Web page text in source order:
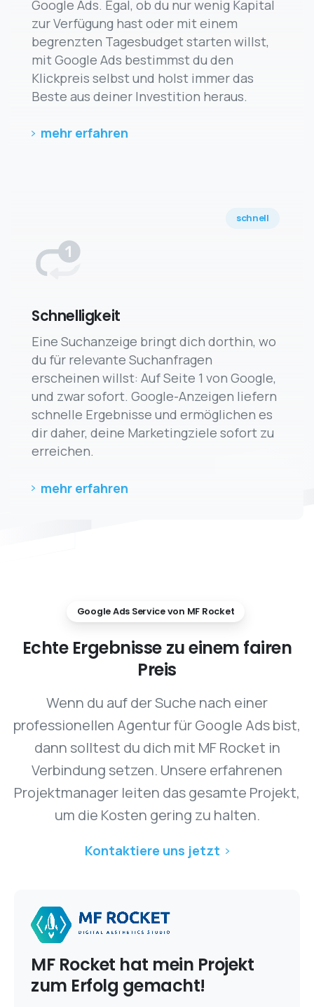
Google Ads. Egal, ob du nur wenig Kapital
zur Verfügung hast oder mit einem
begrenzten Tagesbudget starten willst,
mit Google Ads bestimmst du den
Klickpreis selbst und holst immer das
Beste aus deiner Investition heraus.
mehr erfahren
schnell
Schnelligkeit
Eine Suchanzeige bringt dich dorthin, wo
du für relevante Suchanfragen
erscheinen willst: Auf Seite 1 von Google,
und zwar sofort. Google-Anzeigen liefern
schnelle Ergebnisse und ermöglichen es
dir daher, deine Marketingziele sofort zu
erreichen.
mehr erfahren
Google Ads Service von MF Rocket
Echte Ergebnisse zueinem fairen
Preis
Wenn du auf der Suche nach einer
professionellen Agentur für Google Ads bist,
dann solltest du dich mit MF Rocket in
Verbindung setzen. Unsere erfahrenen
Projektmanager leiten das gesamte Projekt,
um die Kosten gering zu halten.
Kontaktiere uns jetzt
MF Rocket hat mein Projekt
zum Erfolg gemacht!